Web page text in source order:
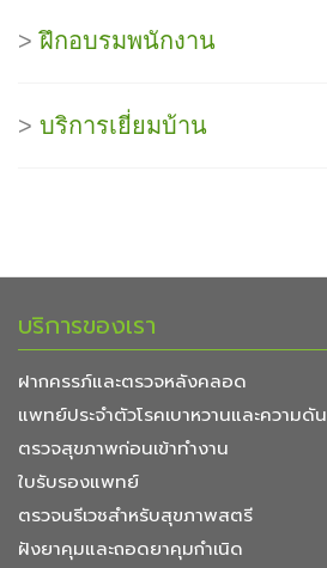
>ฝึกอบรมพนักงาน
> บริการเยี่ยมบ้าน
บริการของเรา
ฝากครรภ์และตรวจหลังคลอด
แพทย์ประจำตัวโรคเบาหวานและความดัน
ตรวจสุขภาพก่อนเข้าทำงาน
ใบรับรองแพทย์
ตรวจนรีเวชสำหรับสุขภาพสตรี
ฝังยาคุมและถอดยาคุมกำเนิด